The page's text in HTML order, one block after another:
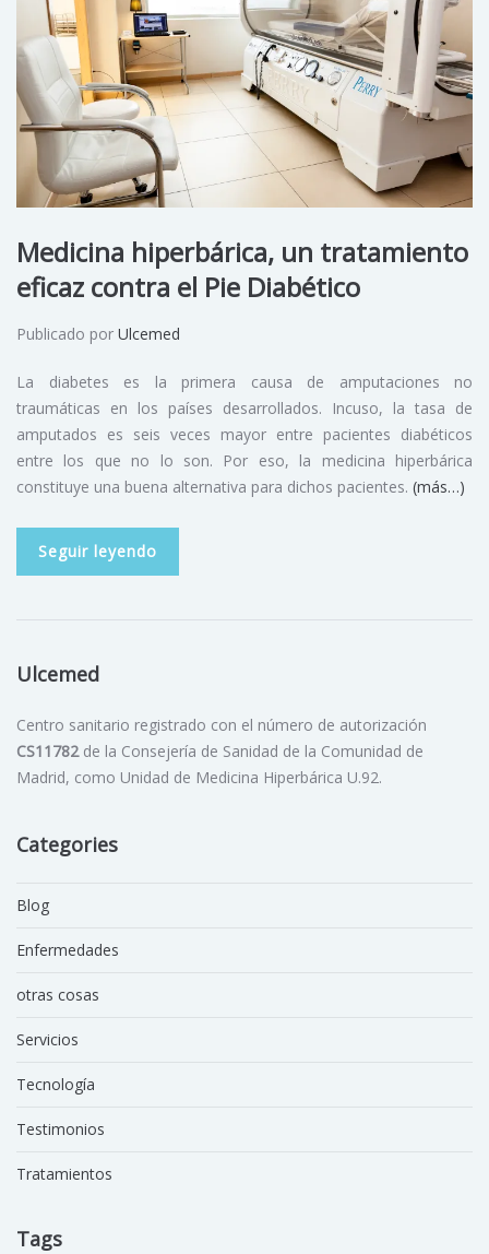
Medicina hiperbárica, un tratamiento
eficaz contra el Pie Diabético
Publicado por Ulcemed
La diabetes es la primera causa de amputaciones no
traumáticas en los países desarrollados. Incuso, la tasa de
amputados es seis veces mayor entre pacientes diabéticos
entre los que no lo son. Por eso, la medicina hiperbárica
constituye una buena alternativa para dichos pacientes. (más…)
Seguir leyendo
Ulcemed
Centro sanitario registrado con el número de autorización
CS11782de la Consejería de Sanidad de la Comunidad de
Madrid, como Unidad de Medicina Hiperbárica U.92.
Categories
Blog
Enfermedades
otras cosas
Servicios
Tecnología
Testimonios
Tratamientos
Tags